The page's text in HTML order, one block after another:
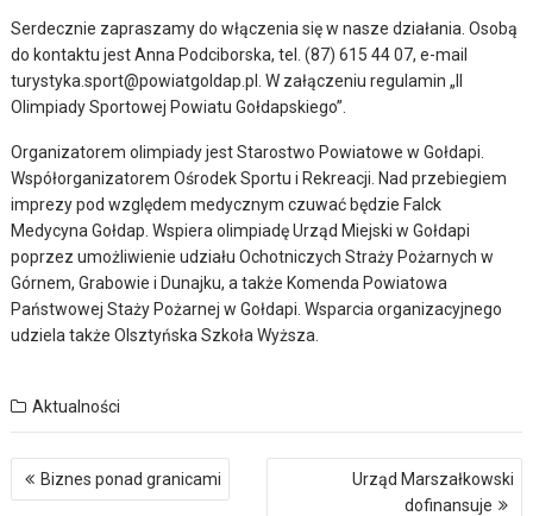
Serdecznie zapraszamy do włączenia się w nasze działania. Osobą
do kontaktu jest Anna Podciborska, tel. (87) 615 44 07, e-mail
turystyka.sport@powiatgoldap.pl. W załączeniu regulamin „II
Olimpiady Sportowej Powiatu Gołdapskiego”.
Organizatorem olimpiady jest Starostwo Powiatowe w Gołdapi.
Współorganizatorem Ośrodek Sportu i Rekreacji. Nad przebiegiem
imprezy pod względem medycznym czuwać będzie Falck
Medycyna Gołdap. Wspiera olimpiadę Urząd Miejski w Gołdapi
poprzez umożliwienie udziału Ochotniczych Straży Pożarnych w
Górnem, Grabowie i Dunajku, a także Komenda Powiatowa
Państwowej Staży Pożarnej w Gołdapi. Wsparcia organizacyjnego
udziela także Olsztyńska Szkoła Wyższa.
Aktualności
Nawigacja
wpisu
Biznes ponad granicami
Urząd Marszałkowski
dofinansuje